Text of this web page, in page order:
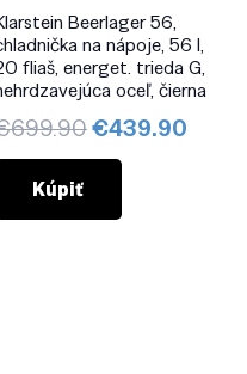
Beerlager 56,
na nápoje, 56 l,
fliaš, energet. trieda G,
oceľ, čierna
699.90Pôvodná
cena
€699.90.
€439.90
Kúpiť